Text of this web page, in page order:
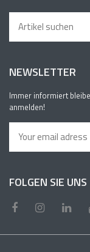
NEWSLETTER
Immer informiert
anmelden!
FOLGEN SIE UNS